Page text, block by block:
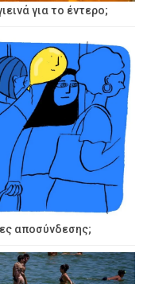
για το έντερο;
αποσύνδεσης;